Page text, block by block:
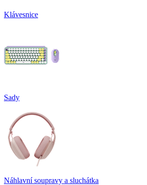
Klávesnice
Sady
Náhlavní soupravy a sluchátka